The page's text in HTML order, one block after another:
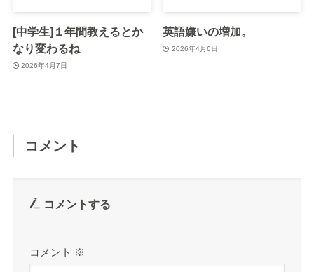
[中学生]１年間教えるとか
なり変わるね
2026年4月7日
英語嫌いの増加。
2026年4月6日
コメント
コメントする
コメント ※